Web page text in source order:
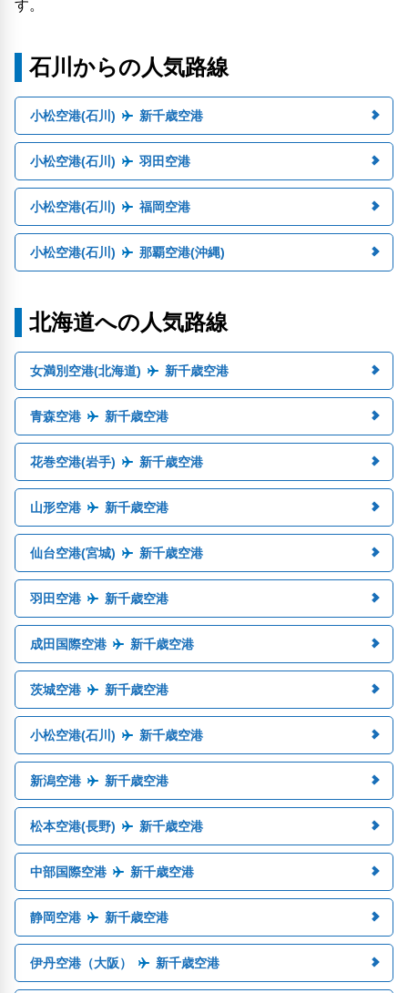
す。
石川からの人気路線
小松空港(石川) 新千歳空港
小松空港(石川) 羽田空港
小松空港(石川) 福岡空港
小松空港(石川) 那覇空港(沖縄)
北海道への人気路線
女満別空港(北海道) 新千歳空港
青森空港 新千歳空港
花巻空港(岩手) 新千歳空港
山形空港 新千歳空港
仙台空港(宮城) 新千歳空港
羽田空港 新千歳空港
成田国際空港 新千歳空港
茨城空港 新千歳空港
小松空港(石川) 新千歳空港
新潟空港 新千歳空港
松本空港(長野) 新千歳空港
中部国際空港 新千歳空港
静岡空港 新千歳空港
伊丹空港（大阪） 新千歳空港